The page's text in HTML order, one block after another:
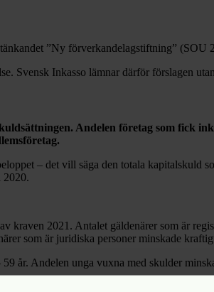
”Ny förverkandelagstiftning” (SOU
Svensk Inkasso lämnar därför förslagen
Andelen företag som fick
– det vill säga den totala kapitalskuld
2020.
kraven 2021. Antalet gäldenärer som är
som är juridiska personer minskade
år. Andelen unga vuxna med skulder